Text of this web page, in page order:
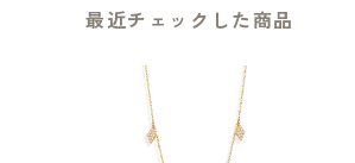
最近チェックした商品